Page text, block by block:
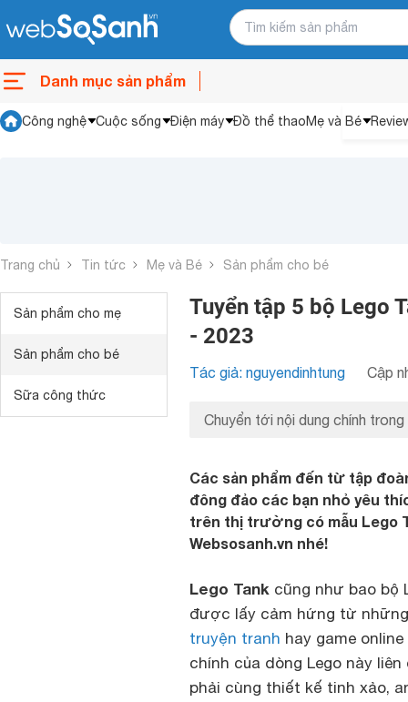
Danh mục sản phẩm
Công nghệ Cuộc sống Điện máy Đồ thể thaoMẹ và Bé
Trang chủ Tin tức Mẹ và Bé Sản phẩm cho bé
Sản phẩm cho mẹ
Sản phẩm cho bé
Sữa công thức
Tuyển tập 5 bộ Lego
- 2023
Tác giả: nguyendinhtung Cập
Chuyển tới nội dung chính trong
Các sản phẩm đến từ tập
đông đảo các bạn nhỏ yêu
trên thị trường có mẫu Lego
Websosanh.vn nhé!
Lego Tank cũng như bao bộ
được lấy cảm hứng từ
truyện tranh hay game
chính của dòng Lego này
phải cùng thiết kế tinh xảo,